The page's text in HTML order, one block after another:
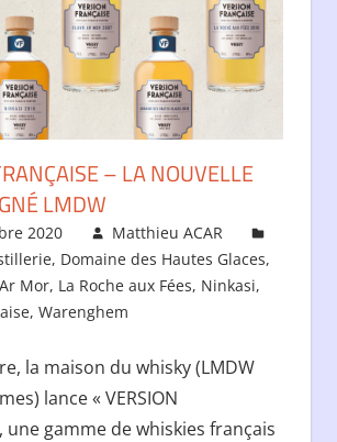
– LA NOUVELLE
LMDW
2020
Matthieu ACAR
, Domaine des Hautes Glaces,
Mor, La Roche aux Fées, Ninkasi,
, Warenghem
la maison du whisky (LMDW
lance « VERSION
une gamme de whiskies français